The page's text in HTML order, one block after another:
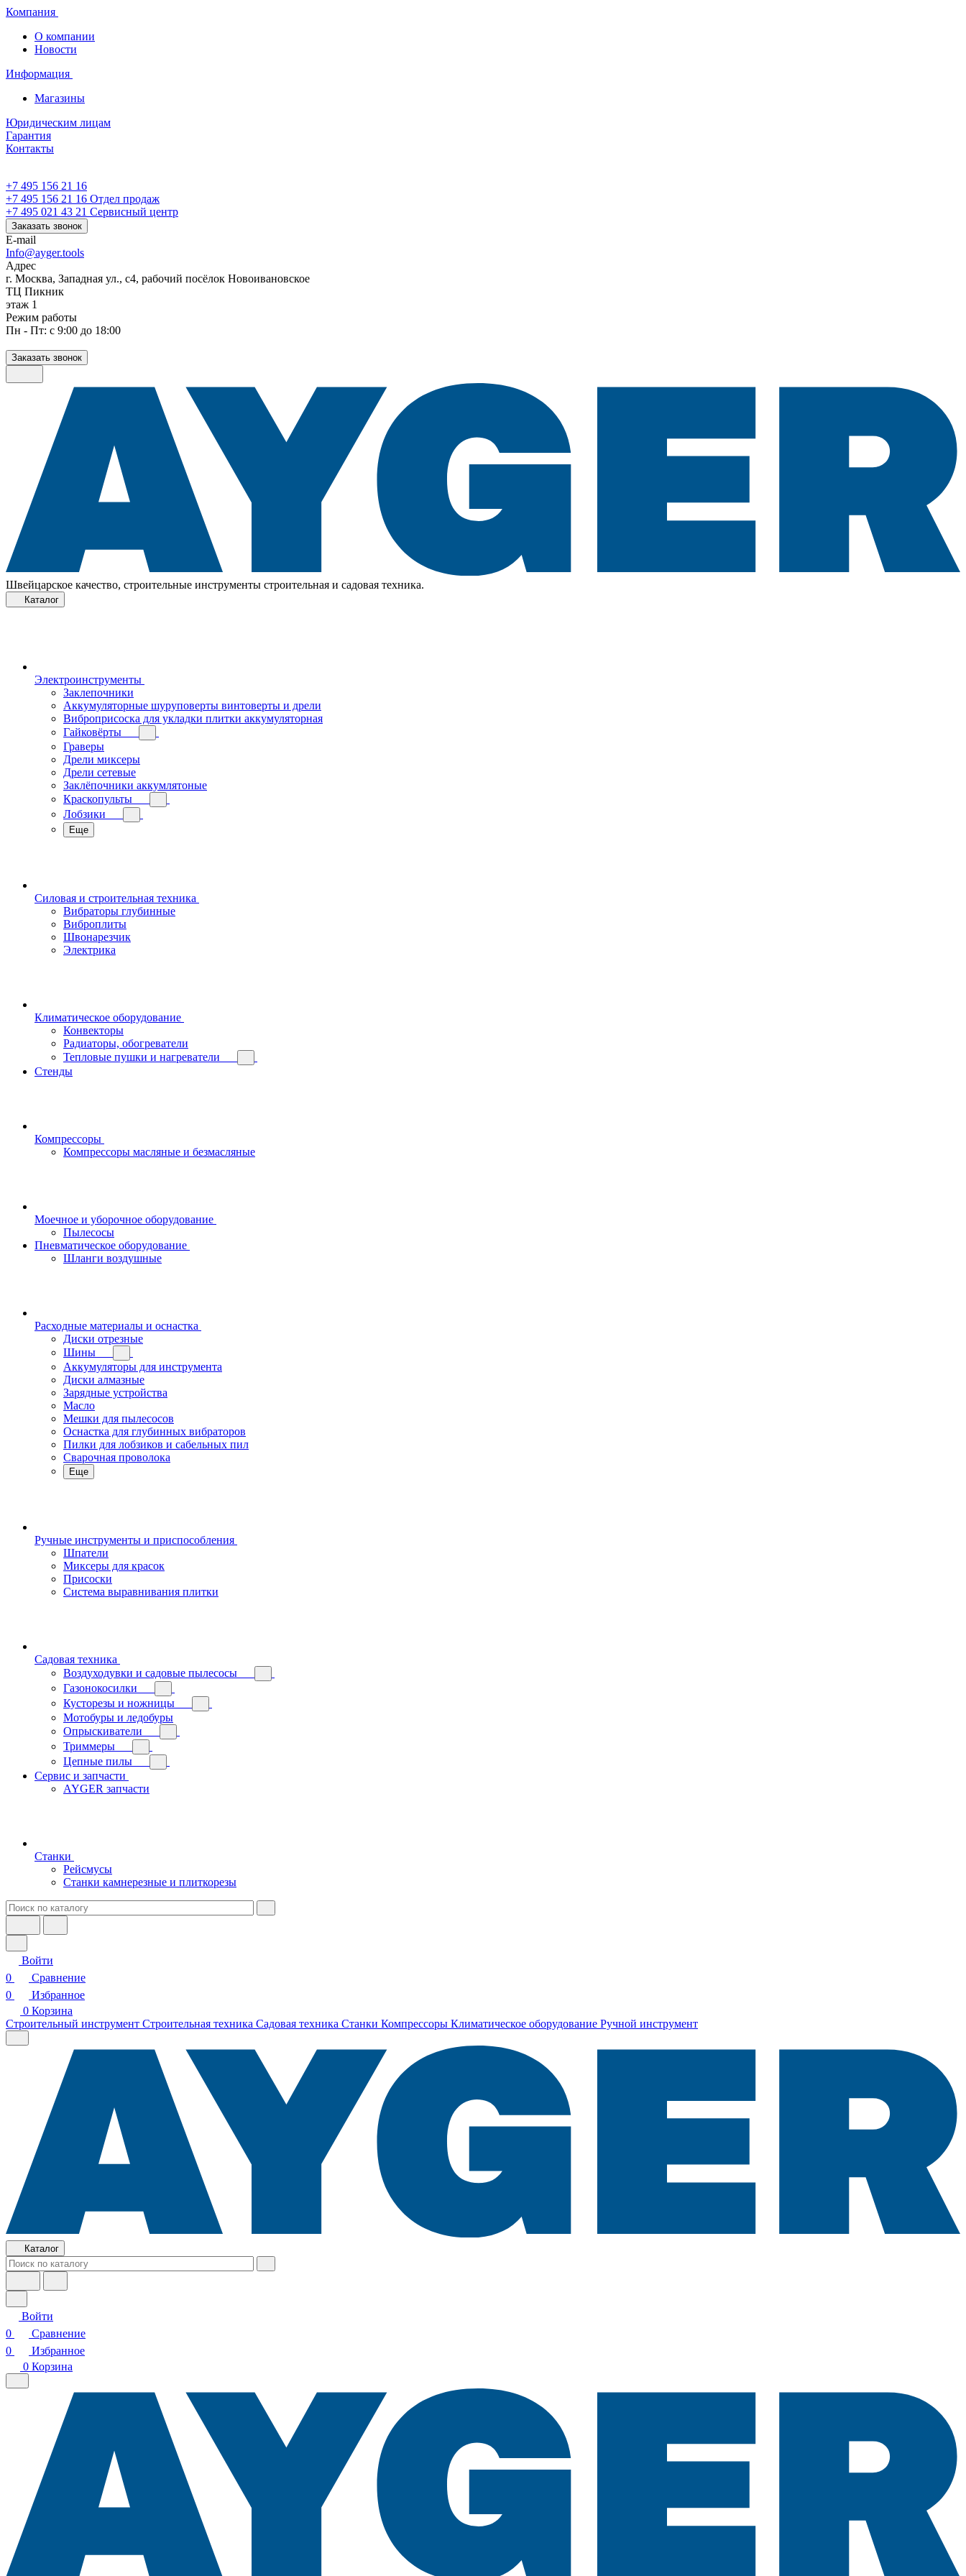
Компания
О компании
Новости
Информация
Магазины
Юридическим лицам
Гарантия
Контакты
+7 495 156 21 16
+7 495 156 21 16 Отдел продаж
+7 495 021 43 21 Cервисный центр
Заказать звонок
E-mail
Info@ayger.tools
Адрес
г. Москва, Западная ул., с4, рабочий посёлок Новоивановское
ТЦ Пикник
этаж 1
Режим работы
Пн - Пт: с 9:00 до 18:00
Заказать звонок
Швейцарское качество, строительные инструменты строительная и садовая техника.
Каталог
Электроинструменты
Заклепочники
Аккумуляторные шуруповерты винтоверты и дрели
Виброприсоска для укладки плитки аккумуляторная
Гайковёрты
Граверы
Дрели миксеры
Дрели сетевые
Заклёпочники аккумлятоные
Краскопульты
Лобзики
Еще
Силовая и строительная техника
Вибраторы глубинные
Виброплиты
Швонарезчик
Электрика
Климатическое оборудование
Конвекторы
Радиаторы, обогреватели
Тепловые пушки и нагреватели
Стенды
Компрессоры
Компрессоры масляные и безмасляные
Моечное и уборочное оборудование
Пылесосы
Пневматическое оборудование
Шланги воздушные
Расходные материалы и оснастка
Диски отрезные
Шины
Аккумуляторы для инструмента
Диски алмазные
Зарядные устройства
Масло
Мешки для пылесосов
Оснастка для глубинных вибраторов
Пилки для лобзиков и сабельных пил
Сварочная проволока
Еще
Ручные инструменты и приспособления
Шпатели
Миксеры для красок
Присоски
Система выравнивания плитки
Садовая техника
Воздуходувки и садовые пылесосы
Газонокосилки
Кусторезы и ножницы
Мотобуры и ледобуры
Опрыскиватели
Триммеры
Цепные пилы
Сервис и запчасти
AYGER запчасти
Станки
Рейсмусы
Станки камнерезные и плиткорезы
Войти
0
Сравнение
0
Избранное
0 Корзина
Строительный инструмент Строительная техника Садовая техника Станки Компрессоры Климатическое оборудование Ручной инструмент
Каталог
Войти
0
Сравнение
0
Избранное
0 Корзина